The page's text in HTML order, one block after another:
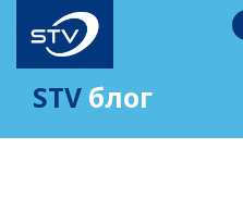
STV блог